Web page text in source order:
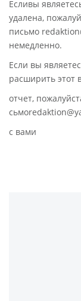
Есливы
удалена,
письмо
немедленно.
Если вы
расширить этот
отчет,
с вами